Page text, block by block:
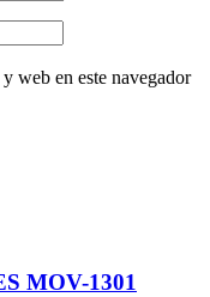
web en este navegador
MOV-1301